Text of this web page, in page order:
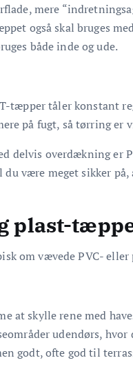
mere
også skal bruges
både inde og ude.
tæpper tåler konstant
på fugt, så tørring er
delvis overdækning er
du være meget sikker
plast-
om vævede PVC-
at skylle rene med
udendørs, hvor
godt, ofte god til